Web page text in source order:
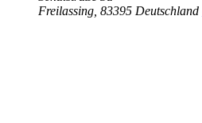
Freilassing 83395 Deutschland